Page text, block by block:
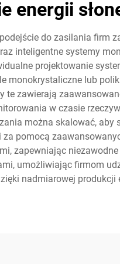
energii
do zasilania firm
inteligentne systemy
projektowanie
monokrystaliczne lub
zawierają
w czasie
można skalować, aby
pomocą
zapewniając
umożliwiając firmom
nadmiarowej produkcji